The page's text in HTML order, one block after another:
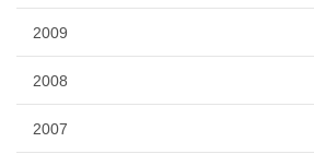
2009
2008
2007